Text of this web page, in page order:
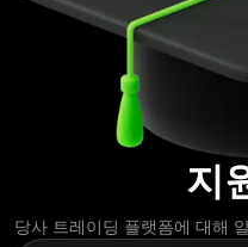
지
당사 트레이딩 플랫폼에 대해